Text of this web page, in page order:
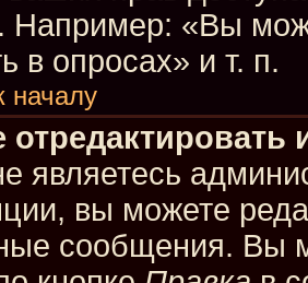
Например: «Вы
в опросах» и т. п.
началу
являетесь
вы можете
сообщения. Вы